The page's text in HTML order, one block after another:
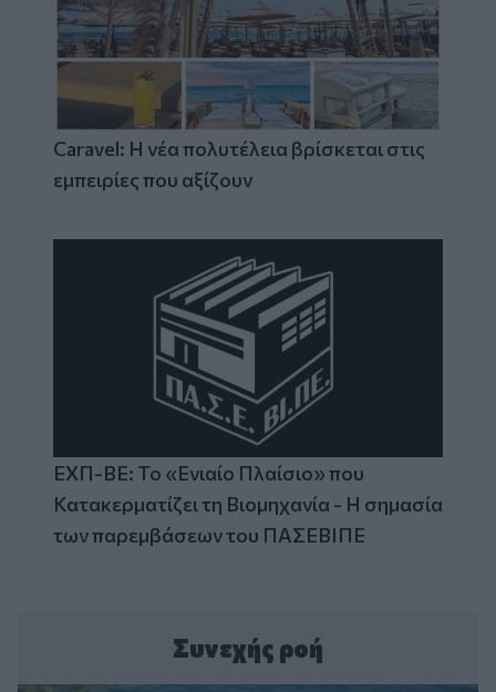
Caravel: Η νέα πολυτέλεια βρίσκεται στις
εμπειρίες που αξίζουν
ΕΧΠ-ΒΕ: Το «Ενιαίο Πλαίσιο» που
Κατακερματίζει τη Βιομηχανία - Η σημασία
των παρεμβάσεων του ΠΑΣΕΒΙΠΕ
Συνεχής ροή